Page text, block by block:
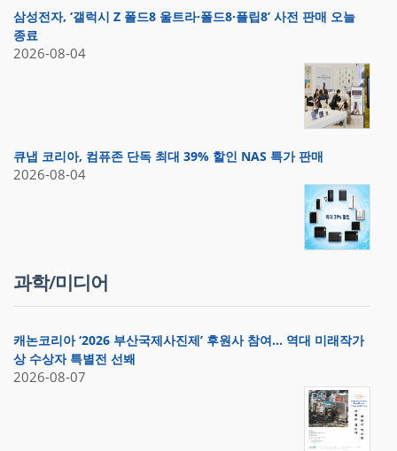
삼성전자, ‘갤럭시 Z 폴드8 울트라·폴드8·플립8’ 사전 판매 오늘
종료
2026-08-04
큐냅 코리아, 컴퓨존 단독 최대 39% 할인 NAS 특가 판매
2026-08-04
과학/미디어
캐논코리아 ‘2026 부산국제사진제’ 후원사 참여… 역대 미래작가
상 수상자 특별전 선봬
2026-08-07